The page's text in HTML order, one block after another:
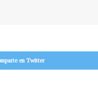
en Twitter